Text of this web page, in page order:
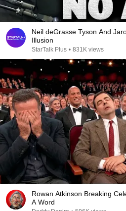
Neil deGrasse Tyson And
Illusion
StarTalk Plus • 831K views
Rowan Atkinson Breaking
A Word